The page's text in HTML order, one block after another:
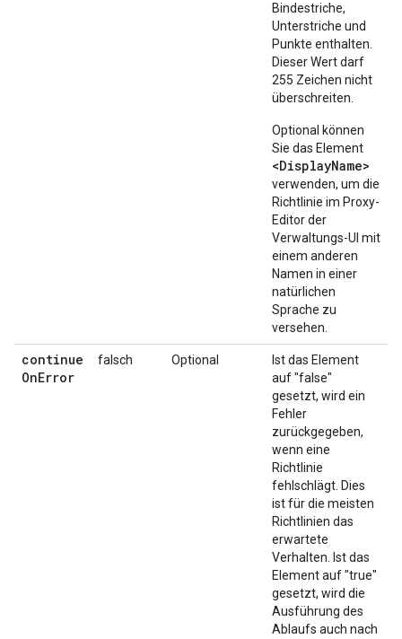
Bindestriche,
Unterstriche und
Punkte enthalten.
Dieser Wert darf
255 Zeichen nicht
überschreiten.
Optional können
Sie das Element
<DisplayName>
verwenden, um die
Richtlinie im Proxy-
Editor der
Verwaltungs-UI mit
einem anderen
Namen in einer
natürlichen
Sprache zu
versehen.
continue
OnError
falsch Optional
Ist das Element
auf "false"
gesetzt, wird ein
Fehler
zurückgegeben,
wenn eine
Richtlinie
fehlschlägt. Dies
ist für die meisten
Richtlinien das
erwartete
Verhalten. Ist das
Element auf "true"
gesetzt, wird die
Ausführung des
Ablaufs auch nach